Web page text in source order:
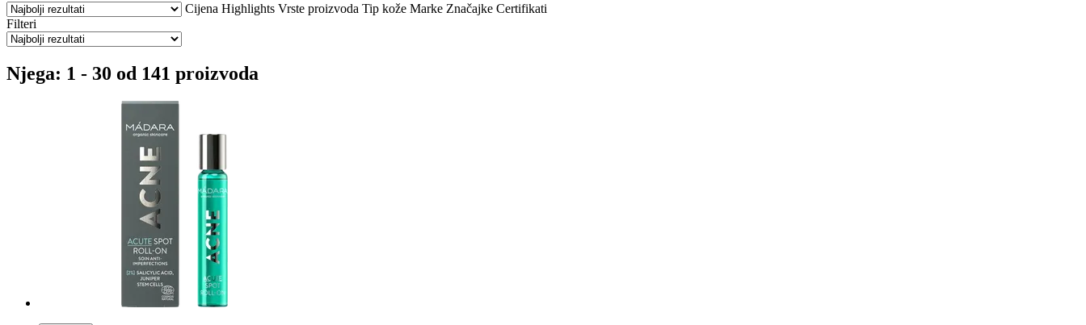
Cijena Highlights Vrste proizvoda Tip kože Marke Značajke Certifikati
Filteri
Njega: 1 - 30 od 141 proizvoda